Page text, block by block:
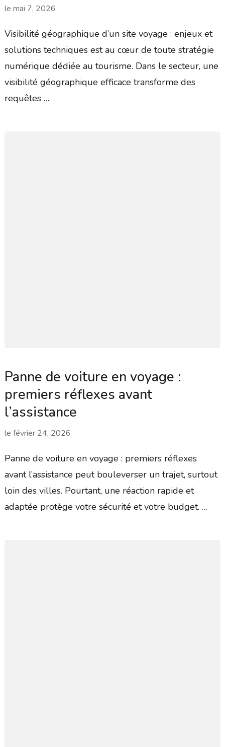
le mai 7, 2026
Visibilité géographique d’un site voyage : enjeux et
solutions techniques est au cœur de toute stratégie
numérique dédiée au tourisme. Dans le secteur, une
visibilité géographique efficace transforme des
requêtes …
Panne de voiture en voyage :
premiers réflexes avant
l’assistance
le février 24, 2026
Panne de voiture en voyage : premiers réflexes
avant l’assistance peut bouleverser un trajet, surtout
loin des villes. Pourtant, une réaction rapide et
adaptée protège votre sécurité et votre budget. …